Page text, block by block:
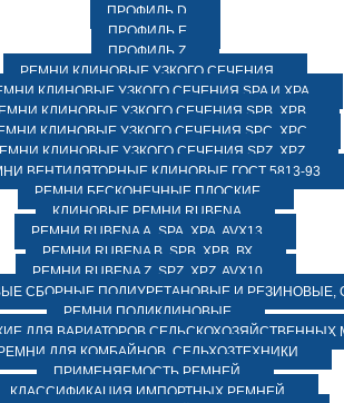
ПРОФИЛЬ D
ПРОФИЛЬ E
ПРОФИЛЬ Z
РЕМНИ КЛИНОВЫЕ УЗКОГО СЕЧЕНИЯ
КЛИНОВЫЕ УЗКОГО СЕЧЕНИЯ SPA И XPA
КЛИНОВЫЕ УЗКОГО СЕЧЕНИЯ SPB, XPB
КЛИНОВЫЕ УЗКОГО СЕЧЕНИЯ SPC, XPC
КЛИНОВЫЕ УЗКОГО СЕЧЕНИЯ SPZ, XPZ
ВЕНТИЛЯТОРНЫЕ КЛИНОВЫЕ ГОСТ 5813-93
РЕМНИ БЕСКОНЕЧНЫЕ ПЛОСКИЕ
КЛИНОВЫЕ РЕМНИ RUBENA
РЕМНИ RUBENA А, SPA, XPA, AVX13
РЕМНИ RUBENA В, SPВ, ХPВ, ВХ
РЕМНИ RUBENA Z, SPZ, XPZ, AVX10
СБОРНЫЕ ПОЛИУРЕТАНОВЫЕ И РЕЗИНОВЫЕ,
РЕМНИ ПОЛИКЛИНОВЫЕ
ДЛЯ ВАРИАТОРОВ СЕЛЬСКОХОЗЯЙСТВЕННЫХ
РЕМНИ ДЛЯ КОМБАЙНОВ, СЕЛЬХОЗТЕХНИКИ
ПРИМЕНЯЕМОСТЬ РЕМНЕЙ
КЛАССИФИКАЦИЯ ИМПОРТНЫХ РЕМНЕЙ